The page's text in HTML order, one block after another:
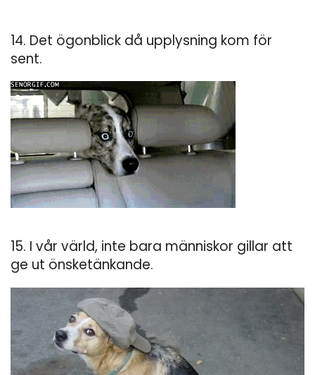
14. Det ögonblick då upplysning kom för
sent.
15. I vår värld, inte bara människor gillar att
ge ut önsketänkande.